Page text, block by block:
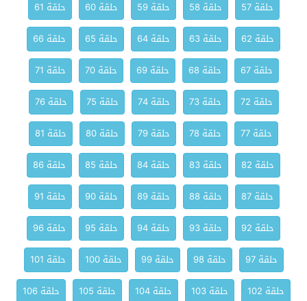
حلقة 57
حلقة 58 حلقة 59 حلقة 60
حلقة 61
حلقة 62
حلقة 63 حلقة 64 حلقة 65
حلقة 66
حلقة 67
حلقة 68 حلقة 69 حلقة 70
حلقة 71
حلقة 72
حلقة 73 حلقة 74 حلقة 75
حلقة 76
حلقة 77
حلقة 78 حلقة 79 حلقة 80
حلقة 81
حلقة 82
حلقة 83 حلقة 84 حلقة 85
حلقة 86
حلقة 87
حلقة 88 حلقة 89 حلقة 90
حلقة 91
حلقة 92
حلقة 93 حلقة 94 حلقة 95
حلقة 96
حلقة 97
حلقة 98 حلقة 99 حلقة 100
حلقة 101
حلقة 102
حلقة 103 حلقة 104 حلقة 105
حلقة 106